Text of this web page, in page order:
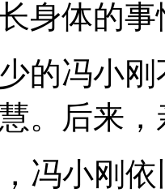
身体的
冯小刚
。后来
小刚依